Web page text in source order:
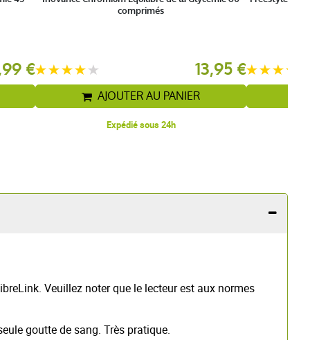
€
comprimés
13,95 €
AJOUTER AU PANIER
Expédié sous 24h
Veuillez noter que le lecteur est aux normes
goutte de sang. Très pratique.